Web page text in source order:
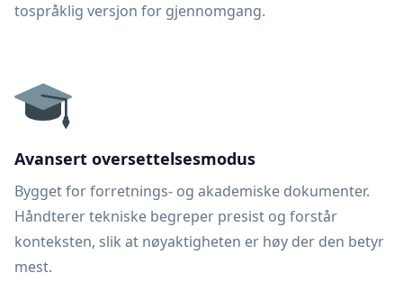
tospråklig versjon for gjennomgang.
Avansert oversettelsesmodus
Bygget for forretnings- og akademiske dokumenter.
Håndterer tekniske begreper presist og forstår
konteksten, slik at nøyaktigheten er høy der den betyr
mest.